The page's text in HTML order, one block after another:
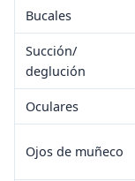
Bucales
Succión/
deglución
Oculares
Ojos de muñeco